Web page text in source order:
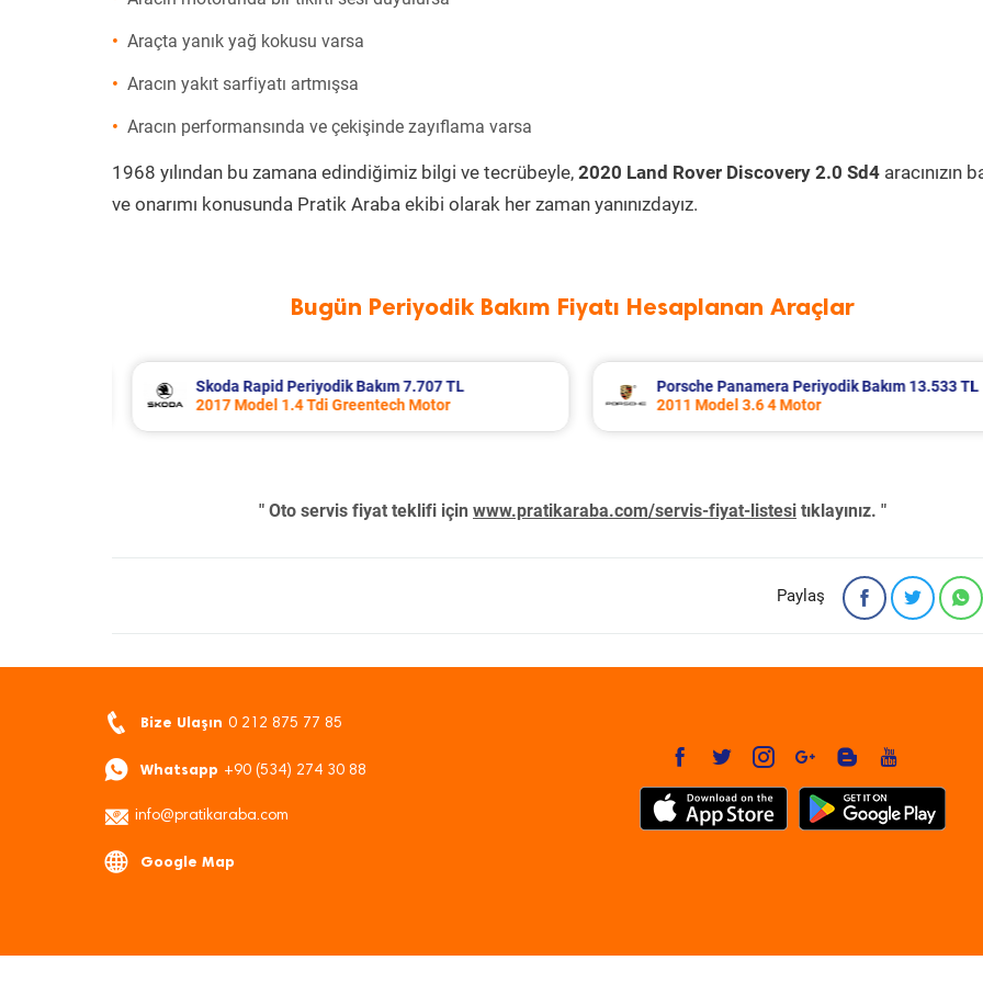
Araçta yanık yağ kokusu varsa
Aracın yakıt sarfiyatı artmışsa
Aracın performansında ve çekişinde zayıflama varsa
1968 yılından bu zamana edindiğimiz bilgi ve tecrübeyle, 2020 Land Rover Discovery 2.0 Sd4 aracınızın
ve onarımı konusunda Pratik Araba ekibi olarak her zaman yanınızdayız.
Bugün Periyodik Bakım Fiyatı Hesaplanan Araçlar
Porsche Panamera Periyodik Bakım 13.533 TL
2011 Model 3.6 4 Motor
Renault Fluence Periyodik Bakım 8.285
2016 Model 1.5 Dci Motor
" Oto servis fiyat teklifi için www.pratikaraba.com/servis-fiyat-listesi tıklayınız. "
Paylaş
Bize Ulaşın 0 212 875 77 85
Whatsapp +90 (534) 274 30 88
info@pratikaraba.com
Google Map